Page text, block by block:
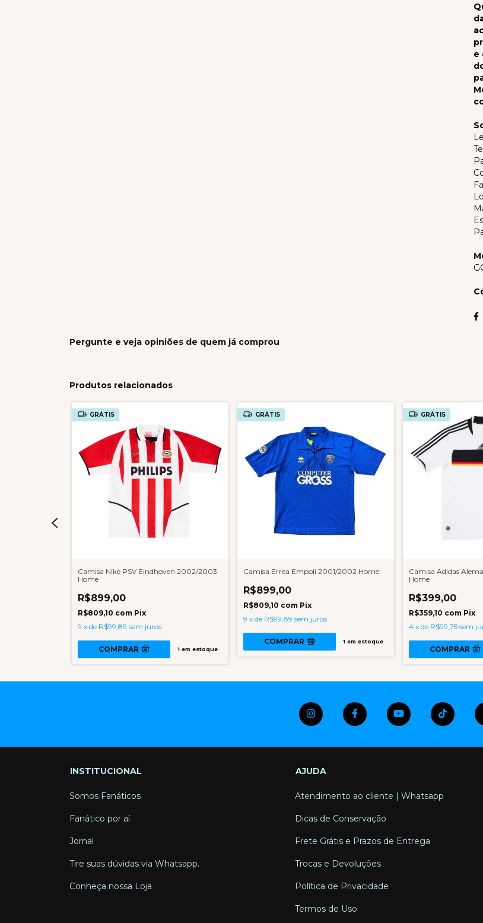
e
Pergunte e veja opiniões de quem já comprou
Produtos relacionados
GRÁTIS
Camisa Nike PSV Eindhoven 2002/2003
Home
R$899,00
R$809,10 com Pix
9 x de R$99,89 sem juros
COMPRAR 1em estoque
GRÁTIS
Camisa Errea Empoli 2001/2002 Home
R$899,00
R$809,10 com Pix
9 x de R$99,89 sem juros
COMPRAR 1em estoque
GRÁTIS
Camisa Adidas
Home
R$399,00
R$359,10 com Pix
4 x de R$99,75 sem
COMPRAR
INSTITUCIONAL
Somos Fanáticos
Fanático por aí
Jornal
Tire suas dúvidas via Whatsapp.
Conheça nossa Loja
AJUDA
Atendimento ao cliente | Whatsapp
Dicas de Conservação
Frete Grátis e Prazos de Entrega
Trocas e Devoluções
Política de Privacidade
Termos de Uso